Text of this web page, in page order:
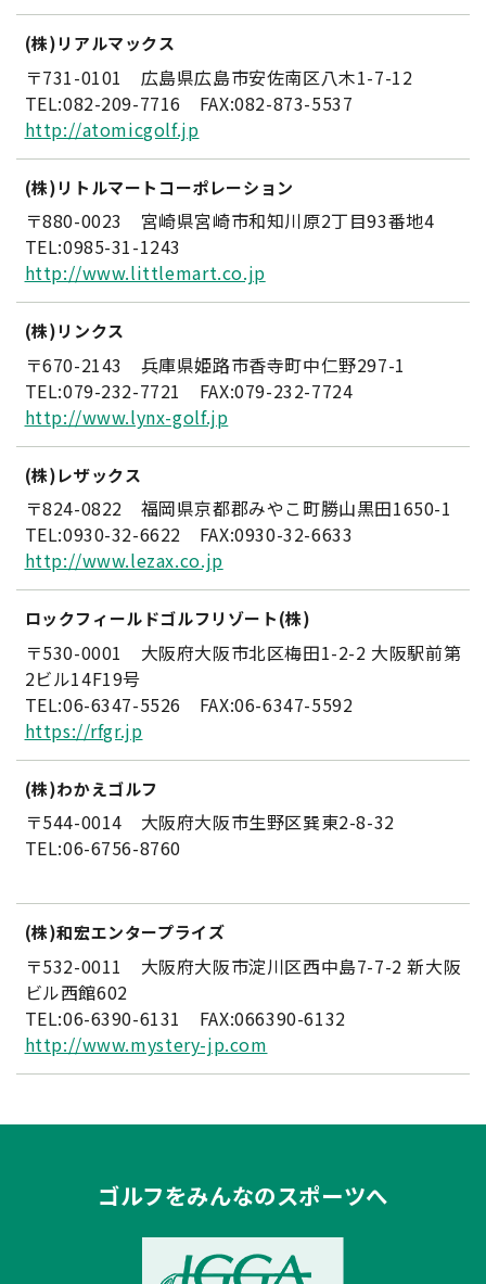
(株)リアルマックス
〒731-0101 広島県広島市安佐南区八木1-7-12
TEL:082-209-7716 FAX:082-873-5537
http://atomicgolf.jp
(株)リトルマートコーポレーション
〒880-0023 宮崎県宮崎市和知川原2丁目93番地4
TEL:0985-31-1243
http://www.littlemart.co.jp
(株)リンクス
〒670-2143 兵庫県姫路市香寺町中仁野297-1
TEL:079-232-7721 FAX:079-232-7724
http://www.lynx-golf.jp
(株)レザックス
〒824-0822 福岡県京都郡みやこ町勝山黒田1650-1
TEL:0930-32-6622 FAX:0930-32-6633
http://www.lezax.co.jp
ロックフィールドゴルフリゾート(株)
〒530-0001 大阪府大阪市北区梅田1-2-2 大阪駅前第
2ビル14F19号
TEL:06-6347-5526 FAX:06-6347-5592
https://rfgr.jp
(株)わかえゴルフ
〒544-0014 大阪府大阪市生野区巽東2-8-32
TEL:06-6756-8760
(株)和宏エンタープライズ
〒532-0011 大阪府大阪市淀川区西中島7-7-2 新大阪
ビル西館602
TEL:06-6390-6131 FAX:066390-6132
http://www.mystery-jp.com
ゴルフをみんなのスポーツへ